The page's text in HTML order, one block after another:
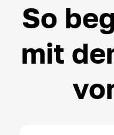
So
mit